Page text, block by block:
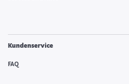
Kundenservice
FAQ